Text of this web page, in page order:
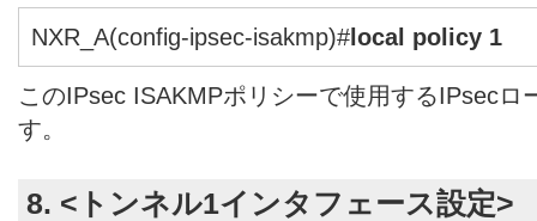
NXR_A(config-ipsec-isakmp)#local policy 1
このIPsec ISAKMPポリシーで使用するIPsecロ
す。
8. <トンネル1インタフェース設定>